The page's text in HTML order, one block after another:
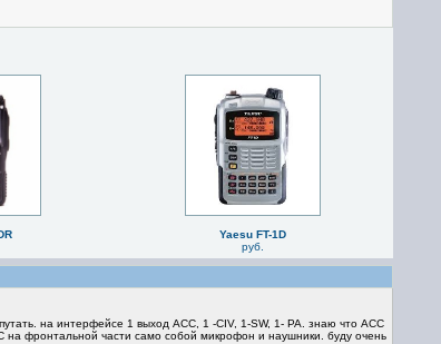
Yaesu FT-1D
руб.
на интерфейсе 1 выход АСС, 1 -CIV, 1-SW, 1- PA. знаю что АСС
на фронтальной части само собой микрофон и наушники. буду очень